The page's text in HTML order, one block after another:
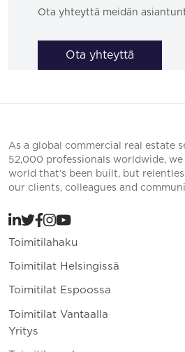
Ota yhteyttä meidän
Ota yhteyttä
As a global commercial real estate
52,000 professionals worldwide,
world that’s been built, but
our clients, colleagues and
Toimitilahaku
Toimitilat Helsingissä
Toimitilat Espoossa
Toimitilat Vantaalla
Yritys